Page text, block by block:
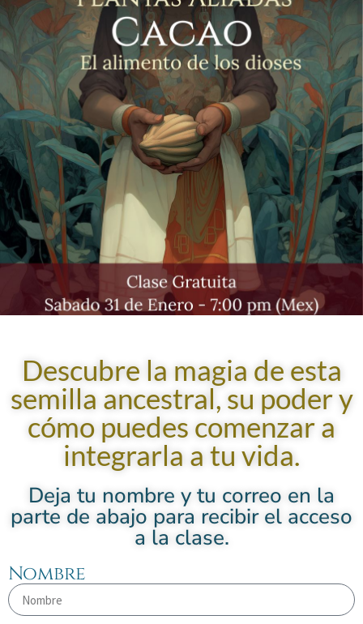
Descubre la magia de esta
semilla ancestral, su poder y
cómo puedes comenzar a
integrarla a tu vida.
Deja tu nombre y tu correo en la
parte de abajo para recibir el acceso
a la clase.
Nombre